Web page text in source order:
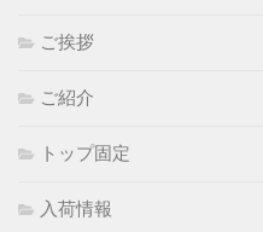
ご挨拶
ご紹介
トップ固定
入荷情報